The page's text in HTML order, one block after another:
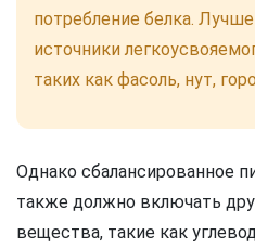
потребление белка.
источники
таких как фасоль, нут,
Однако сбалансированное
также должно включать
вещества, такие как